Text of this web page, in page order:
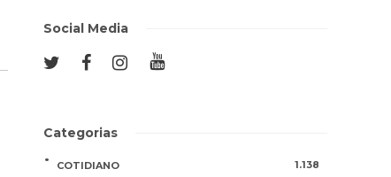
Social Media
Categorias
COTIDIANO 1.138